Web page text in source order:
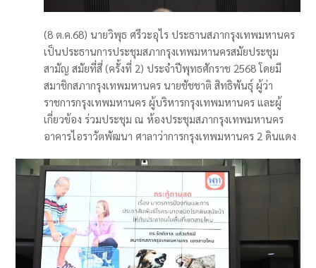
(8 ต.ค.68) นายวิพุธ ศรีวะอุไร ประธานสภากรุงเทพมหานคร
เป็นประธานการประชุมสภากรุงเทพมหานครสมัยประชุม
สามัญ สมัยที่สี่ (ครั้งที่ 2) ประจำปีพุทธศักราช 2568 โดยมี
สมาชิกสภากรุงเทพมหานคร นายชัชชาติ สิทธิพันธุ์ ผู้ว่า
ราชการกรุงเทพมหานคร ผู้บริหารกรุงเทพมหานคร และผู้
เกี่ยวข้อง ร่วมประชุม ณ ห้องประชุมสภากรุงเทพมหานคร
อาคารไอราวัตพัฒนา ศาลาว่าการกรุงเทพมหานคร 2 ดินแดง